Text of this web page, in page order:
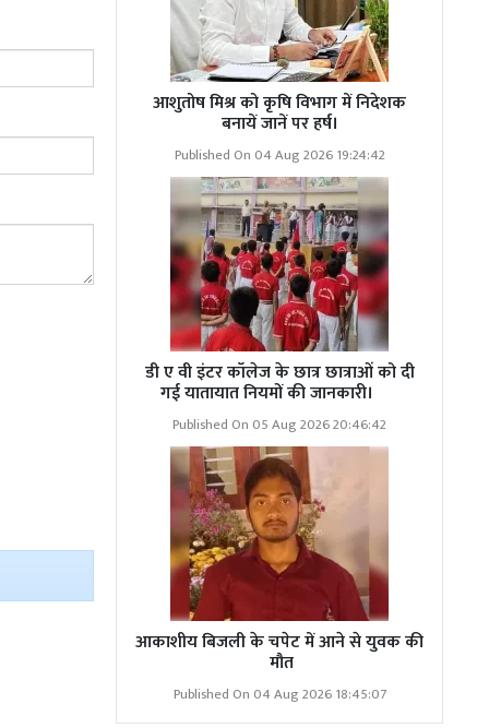
की
संख्या नहीं,
चुपचाप
कुमार
वर्ग में पकड़
की ओर झुका
अपील
: अखिलेश
के कारण
शाह की
किशोर जैसे
से जुड़ रहे
आशुतोष मिश्र को कृषि विभाग में निदेशक
बनायें जानें पर हर्ष।
Published On 04 Aug 2026 19:24:42
डी ए वी इंटर कॉलेज के छात्र छात्राओं को दी
गई यातायात नियमों की जानकारी।
Published On 05 Aug 2026 20:46:42
आकाशीय बिजली के चपेट में आने से युवक की
मौत
Published On 04 Aug 2026 18:45:07